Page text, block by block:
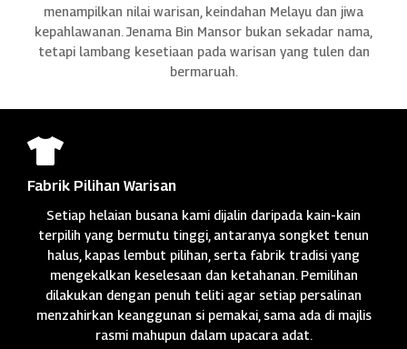
menampilkan nilai warisan, keindahan Melayu dan jiwa
kepahlawanan. Jenama Bin Mansor bukan sekadar nama,
tetapi lambang kesetiaan pada warisan yang tulen dan
bermaruah.

Fabrik Pilihan Warisan
Setiap helaian busana kami dijalin daripada kain-kain
terpilih yang bermutu tinggi, antaranya songket tenun
halus, kapas lembut pilihan, serta fabrik tradisi yang
mengekalkan keselesaan dan ketahanan. Pemilihan
dilakukan dengan penuh teliti agar setiap persalinan
menzahirkan keanggunan si pemakai, sama ada di majlis
rasmi mahupun dalam upacara adat.